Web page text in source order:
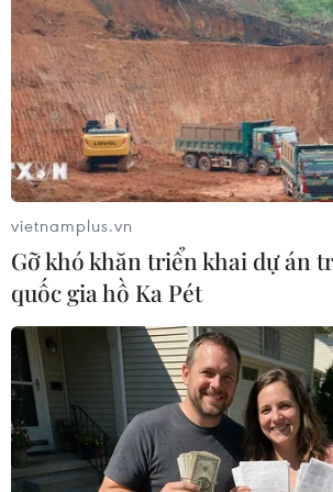
vietnamplus.vn
Gỡ khó khăn triển khai dự án
quốc gia hồ Ka Pét